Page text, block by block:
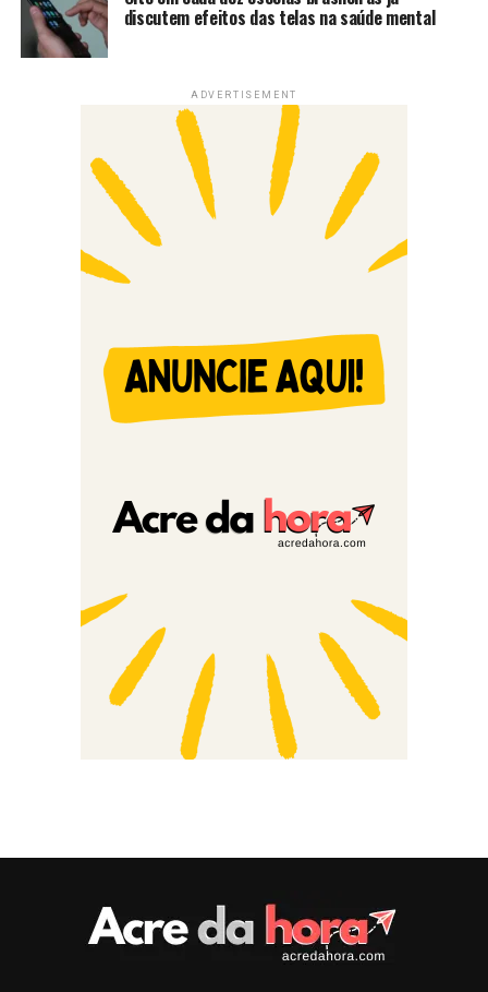
discutem efeitos das telas na saúde mental
ADVERTISEMENT